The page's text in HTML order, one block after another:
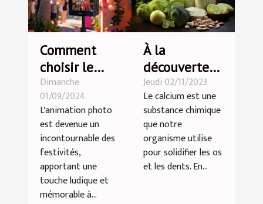
Comment
choisir le
photobooth
idéal pour
votre
prochain
événement
Dimanche
01/09/2024
L'animation photo
est devenue un
incontournable des
festivités,
apportant une
touche ludique et
mémorable à...
À la
découverte
des aliments
riches en
calcium !
Jeudi 02/11/2023
Le calcium est une
substance chimique
que notre
organisme utilise
pour solidifier les os
et les dents. En...